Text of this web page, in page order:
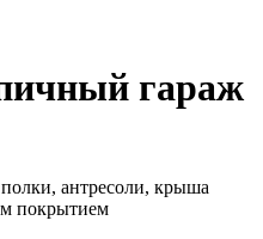
гараж
антресоли, крыша
покрытием